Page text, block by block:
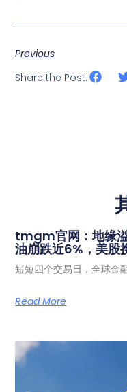
Previous
Share the Post:
tmgm官网：地缘
油崩跌近6%，美股
短短四个交易日，全球金
Read More